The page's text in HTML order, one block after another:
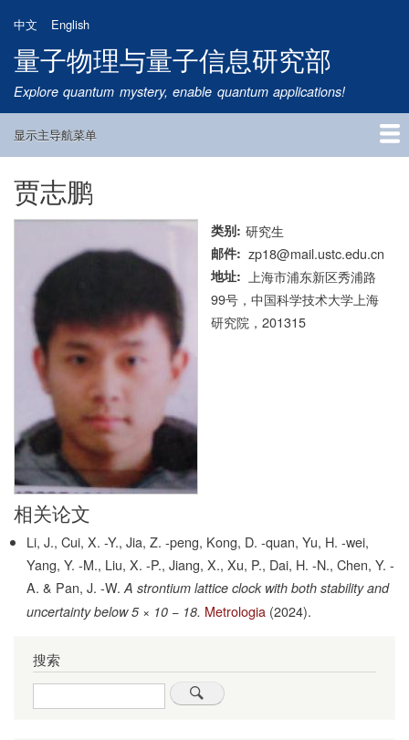
到
主
要
内
中文 English
量子物理与量子信息研究部
Explore quantum mystery, enable quantum applications!
Main
显示主导航菜单
首页
研究方向
量子卫星
团队成员
新闻动态
研究进展
学术报告
论文发表
公告通知
招生信息
相关链接
贾志鹏
类别 研究生
邮件 zp18@mail.ustc.edu.cn
地址
上海市浦东新区秀浦路
99号，中国科学技术大学上海
研究院，201315
相关论文
Li, J., Cui, X. -Y., Jia, Z. -peng, Kong, D. -quan, Yu, H. -wei,
Yang, Y. -M., Liu, X. -P., Jiang, X., Xu, P., Dai, H. -N., Chen, Y. -
A. & Pan, J. -W. A strontium lattice clock with both stability and
uncertainty below 5 × 10 − 18. Metrologia (2024).
搜索
Search